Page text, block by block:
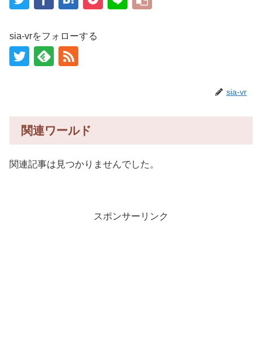
sia-vrをフォローする
sia-vr
関連ワールド
関連記事は見つかりませんでした。
スポンサーリンク